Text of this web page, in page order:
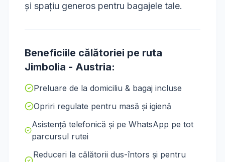
și spațiu generos pentru bagajele tale.
Beneficiile călătoriei pe ruta
Jimbolia - Austria:
Preluare de la domiciliu & bagaj incluse
Opriri regulate pentru masă și igienă
Asistență telefonică și pe WhatsApp pe tot
parcursul rutei
Reduceri la călătorii dus-întors și pentru